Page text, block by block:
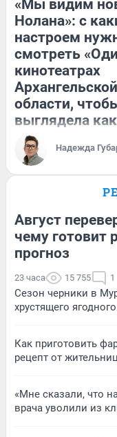
«Мы видим
Нолана»: с
настроем
смотреть
кинотеатрах
Архангельской
области,
выглядела
Надежда
Август
чему готовит
прогноз
23 часа 15 755 1
Сезон черники в
хрустящего
Как приготовить
рецепт от
«Мне сказали, что
врача уволили из